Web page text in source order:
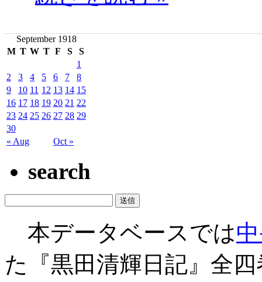
September 1918
M T W T F S S
« Aug Oct »
1
2
3 4 5 6 7
8
9
10 11 12 13 14 15
16 17 18 19 20 21 22
23 24 25 26 27 28 29
30
search
本データベースでは
た『黒田清輝日記』全